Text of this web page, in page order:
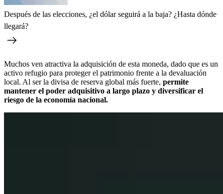
Después de las elecciones, ¿el dólar seguirá a la baja? ¿Hasta dónde
llegará?
Muchos ven atractiva la adquisición de esta moneda, dado que es un
activo refugio para proteger el patrimonio frente a la devaluación
local. Al ser la divisa de reserva global más fuerte, permite
mantener el poder adquisitivo a largo plazo y diversificar el
riesgo de la economía nacional.